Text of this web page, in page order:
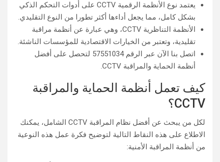
يعتمد نوع الأنظمة الرقمية CCTV على أدوات التحكم الذكي
بشكل كامل، مما يجعل أداءها أكثر تطورا من النوع التقليدي.
الأنظمة التناظرية CCTV، وهي عبارة عن أنظمة مراقبة
تقليدية، وتعتبر من الخيارات الاقتصادية للمؤسسات الناشئة.
اتصل بنا الآن عبر الرقم 57551034 لتحصل على أفضل
أنظمة الحماية والمراقبة CCTV.
كيف تعمل أنظمة الحماية والمراقبة
CCTV؟
لكل من يبحث عن أفضل نظام المراقبة CCTV الشامل، يمكنك
الاطلاع على هذه النقاط التالية لتوضيح فكرة عمل هذه النوعية
من أنظمة المراقبة الأمنية: